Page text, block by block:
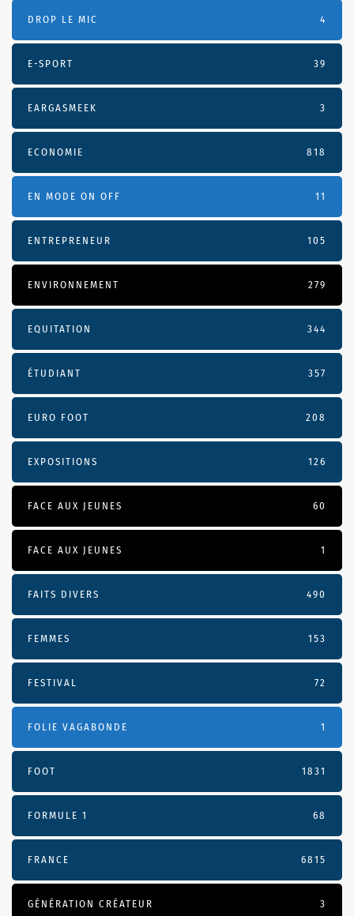
DROP LE MIC 4
E-SPORT 39
EARGASMEEK 3
ECONOMIE 818
EN MODE ON OFF 11
ENTREPRENEUR 105
ENVIRONNEMENT 279
EQUITATION 344
ÉTUDIANT 357
EURO FOOT 208
EXPOSITIONS 126
FACE AUX JEUNES 60
FACE AUX JEUNES 1
FAITS DIVERS 490
FEMMES 153
FESTIVAL 72
FOLIE VAGABONDE 1
FOOT 1831
FORMULE 1 68
FRANCE 6815
GÉNÉRATION CRÉATEUR 3